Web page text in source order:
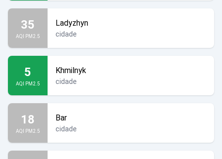
35
AQI PM2.5
Ladyzhyn
cidade
5
AQI PM2.5
Khmilnyk
cidade
18
AQI PM2.5
Bar
cidade